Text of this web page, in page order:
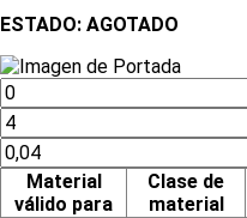
ESTADO: AGOTADO
Material
válido para
Clase de
material